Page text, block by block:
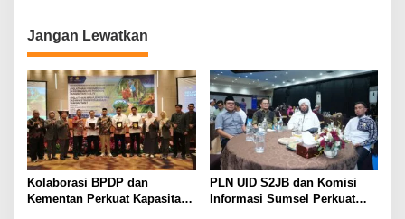
Jangan Lewatkan
Kolaborasi BPDP dan
Kementan Perkuat Kapasitas
PLN UID S2JB dan Komisi
Informasi Sumsel Perkuat